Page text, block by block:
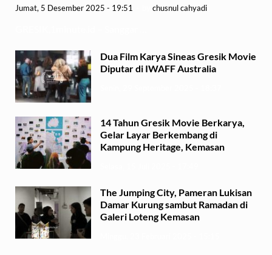
Jumat, 5 Desember 2025 - 19:51 chusnul cahyadi
Dua Film Karya Sineas Gresik Movie
Diputar di IWAFF Australia
14 Tahun Gresik Movie Berkarya,
Gelar Layar Berkembang di
Kampung Heritage, Kemasan
The Jumping City, Pameran Lukisan
Damar Kurung sambut Ramadan di
Galeri Loteng Kemasan